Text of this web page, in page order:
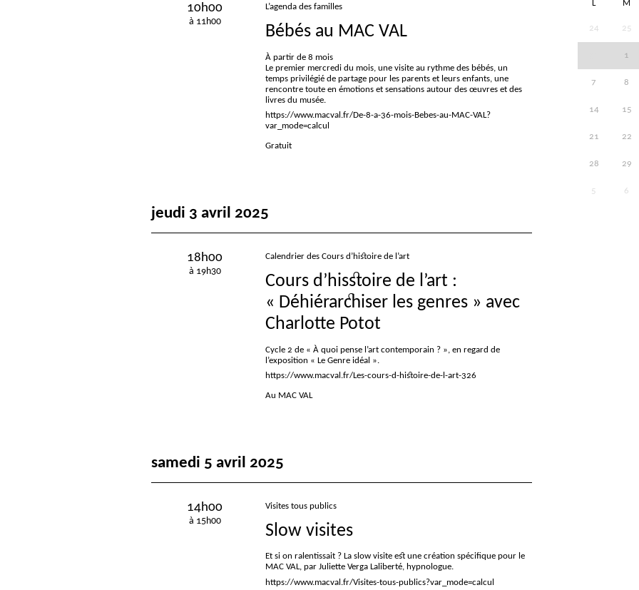
10h00
à 11h00
L’agenda des familles
Bébés au MAC VAL
À partir de 8 mois
Le premier mercredi du mois, une visite au rythme des bébés, un
temps privilégié de partage pour les parents et leurs enfants, une
rencontre toute en émotions et sensations autour des œuvres et des
livres du musée.
https://www.macval.fr/De-8-a-36-mois-Bebes-au-MAC-VAL?
var_mode=calcul
Gratuit
jeudi 3 avril 2025
18h00
à 19h30
Calendrier des Cours d’histoire de l’art
Cours d’hisstoire de l’art :
« Déhiérarchiser les genres » avec
Charlotte Potot
Cycle 2 de « À quoi pense l’art contemporain ? », en regard de
l’exposition « Le Genre idéal ».
https://www.macval.fr/Les-cours-d-histoire-de-l-art-326
Au MAC VAL
samedi 5 avril 2025
14h00
à 15h00
Visites tous publics
Slow visites
Et si on ralentissait ? La slow visite est une création spécifique pour le
MAC VAL, par Juliette Verga Laliberté, hypnologue.
https://www.macval.fr/Visites-tous-publics?var_mode=calcul
L M
24 25
1
7 8
14 15
21 22
28 29
5 6